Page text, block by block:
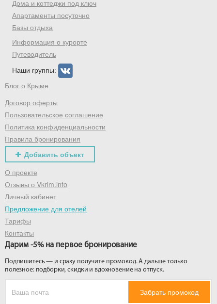
Дома и коттеджи под ключ
Апартаменты посуточно
Базы отдыха
Информация о курорте
Путеводитель
Наши группы:
Блог о Крыме
Договор оферты
Пользовательское соглашение
Политика конфиденциальности
Правила бронирования
Добавить объект
О проекте
Отзывы о Vkrim.info
Личный кабинет
Предложение для отелей
Тарифы
Контакты
Дарим -5% на первое бронирование
Подпишитесь — и сразу получите промокод. А дальше только
полезное: подборки, скидки и вдохновение на отпуск.
Забрать промокод
Скидка −5%
Хочешь дешевле? Оставь почту и получи
промокод на первое бронирование!